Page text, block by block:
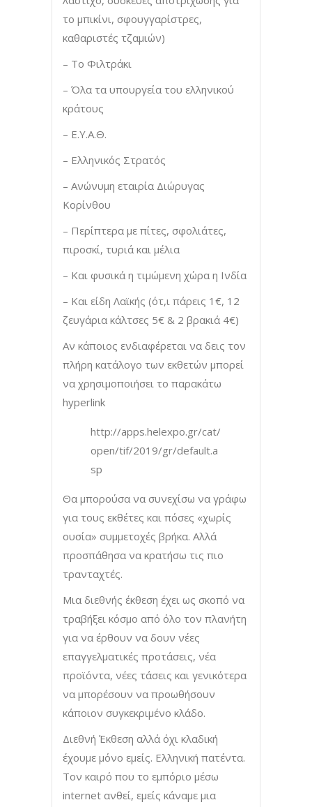
το μπικίνι, σφουγγαρίστρες,
καθαριστές τζαμιών)
– Το Φιλτράκι
– Όλα τα υπουργεία του ελληνικού
κράτους
– Ε.Υ.Α.Θ.
– Ελληνικός Στρατός
– Ανώνυμη εταιρία Διώρυγας
Κορίνθου
– Περίπτερα με πίτες, σφολιάτες,
πιροσκί, τυριά και μέλια
– Και φυσικά η τιμώμενη χώρα η Ινδία
– Και είδη Λαϊκής (ότ,ι πάρεις 1€, 12
ζευγάρια κάλτσες 5€ & 2 βρακιά 4€)
Αν κάποιος ενδιαφέρεται να δεις τον
πλήρη κατάλογο των εκθετών μπορεί
να χρησιμοποιήσει το παρακάτω
hyperlink
http://apps.helexpo.gr/cat/
open/tif/2019/gr/default.a
sp
Θα μπορούσα να συνεχίσω να γράφω
για τους εκθέτες και πόσες «χωρίς
ουσία» συμμετοχές βρήκα. Αλλά
προσπάθησα να κρατήσω τις πιο
τρανταχτές.
Μια διεθνής έκθεση έχει ως σκοπό να
τραβήξει κόσμο από όλο τον πλανήτη
για να έρθουν να δουν νέες
επαγγελματικές προτάσεις, νέα
προϊόντα, νέες τάσεις και γενικότερα
να μπορέσουν να προωθήσουν
κάποιον συγκεκριμένο κλάδο.
Διεθνή Έκθεση αλλά όχι κλαδική
έχουμε μόνο εμείς. Ελληνική πατέντα.
Τον καιρό που το εμπόριο μέσω
internet ανθεί, εμείς κάναμε μια